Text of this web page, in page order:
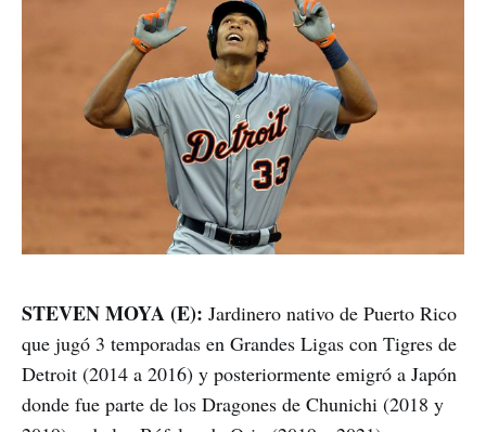
STEVEN MOYA (E): Jardinero nativo de Puerto Rico
que jugó 3 temporadas en Grandes Ligas con Tigres de
Detroit (2014 a 2016) y posteriormente emigró a Japón
donde fue parte de los Dragones de Chunichi (2018 y